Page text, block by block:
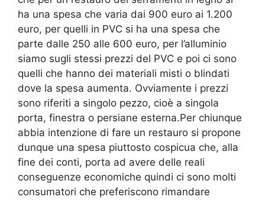
ha una spesa che varia dai 900 euro ai 1.200
euro, per quelli in PVC si ha una spesa che
parte dalle 250 alle 600 euro, per l’alluminio
siamo sugli stessi prezzi del PVC e poi ci sono
quelli che hanno dei materiali misti o blindati
dove la spesa aumenta. Ovviamente i prezzi
sono riferiti a singolo pezzo, cioè a singola
porta, finestra o persiane esterna.Per chiunque
abbia intenzione di fare un restauro si propone
dunque una spesa piuttosto cospicua che, alla
fine dei conti, porta ad avere delle reali
conseguenze economiche quindi ci sono molti
consumatori che preferiscono rimandare